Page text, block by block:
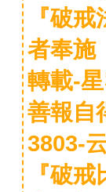
『破
者奉施
轉載-
善報
3803-
『破